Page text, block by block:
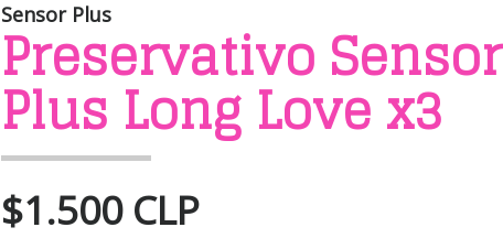
Sensor Plus
Preservativo Sensor
Plus Long Love x3
$1.500 CLP